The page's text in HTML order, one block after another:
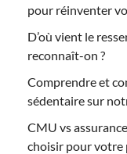
pour réinventer
D’où vient le
reconnaît-on ?
Comprendre et
sédentaire sur
CMU vs
choisir pour votre